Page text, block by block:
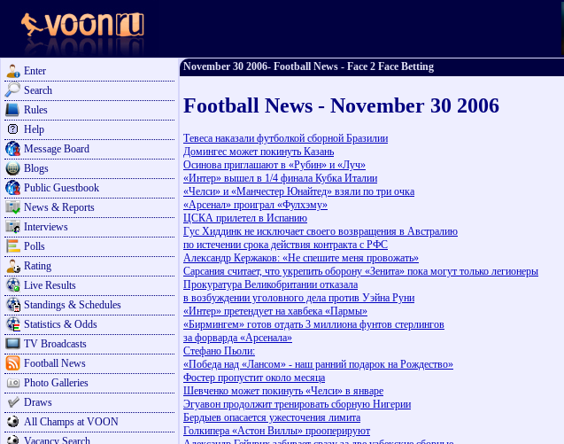
Enter
Search
Rules
Help
Message Board
Blogs
Public Guestbook
News & Reports
Interviews
Polls
Rating
Live Results
Standings & Schedules
Statistics & Odds
TV Broadcasts
Football News
Photo Galleries
Draws
All Champs at VOON
Vacancy Search
November 30 2006- Football News - Face 2 Face Betting
Football News - November 30 2006
Тевеса наказали футболкой сборной Бразилии
Домингес может покинуть Казань
Осинова приглашают в «Рубин» и «Луч»
«Интер» вышел в 1/4 финала Кубка Италии
«Челси» и «Манчестер Юнайтед» взяли по три очка
«Арсенал» проиграл «Фулхэму»
ЦСКА прилетел в Испанию
Гус Хиддинк не исключает своего возвращения в Австралию
по истечении срока действия контракта с РФС
Александр Кержаков: «Не спешите меня провожать»
Сарсания считает, что укрепить оборону «Зенита» пока могут только легионеры
Прокуратура Великобритании отказала
в возбуждении уголовного дела против Уэйна Руни
«Интер» претендует на хавбека «Пармы»
«Бирмингем» готов отдать 3 миллиона фунтов стерлингов
за форварда «Арсенала»
Стефано Пьоли:
«Победа над «Лансом» - наш ранний подарок на Рождество»
Фостер пропустит около месяца
Шевченко может покинуть «Челси» в январе
Эгуавон продолжит тренировать сборную Нигерии
Бердыев опасается ужесточения лимита
Голкипера «Астон Виллы» прооперируют